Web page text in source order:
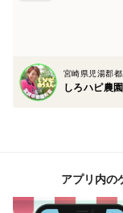
宮崎県児湯郡
しろハピ農園
アプリ内の